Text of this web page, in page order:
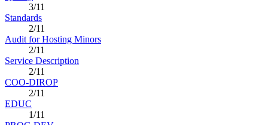
3/11
Standards
2/11
Audit for Hosting Minors
2/11
Service Description
2/11
COO-DIROP
2/11
EDUC
1/11